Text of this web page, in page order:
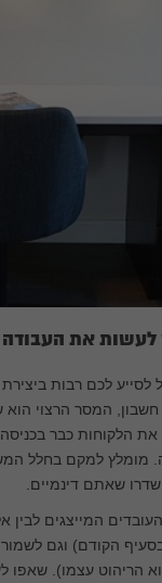
לעשות את
לכם רבות
המסר הרצוי הוא
את הלקוחות כבר
מומלץ למקם בחלל
שאתם דינמיים.
המייצגים
הקודם) וגם
הריהוט עצמו). שאפו